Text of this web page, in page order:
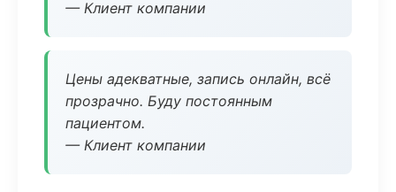
— Клиент компании
Цены адекватные, запись онлайн, всё
прозрачно. Буду постоянным
пациентом.
— Клиент компании